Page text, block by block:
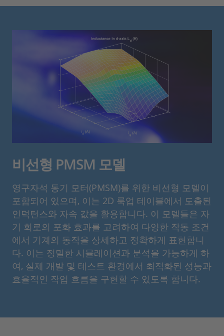
비선형 PMSM 모델
영구자석 동기 모터(PMSM)를 위한 비선형 모델이
포함되어 있으며, 이는 2D 룩업 테이블에서 도출된
인덕턴스와 자속 값을 활용합니다. 이 모델들은 자
기 회로의 포화 효과를 고려하여 다양한 작동 조건
에서 기계의 동작을 상세하고 정확하게 표현합니
다. 이는 정밀한 시뮬레이션과 분석을 가능하게 하
여, 실제 개발 및 테스트 환경에서 최적화된 성능과
효율적인 작업 흐름을 구현할 수 있도록 합니다.